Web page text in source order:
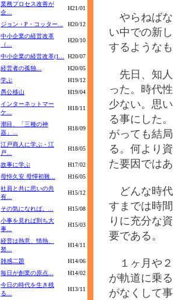
業務プロセス改善が
企...
H21/01
ジョン・P・コッター... H20/12
中小企業の経営改革
（...
H20/10
中小企業の経営改革(1...
H20/07
経営者の孤独...
H20/05
学ぶ
H19/12
愚公移山 H19/04
インターネットマー
ケ...
H18/11
潮目、「三種の神
器」...
H18/09
江戸商人に学ぶ・江
戸...
H18/05
故事に学ぶ
H17/02
母恃久安 母憚初難... H16/05
社員と共に思いの共
有...
H15/12
その気になれば。... H15/08
小事を見れば則ち大
事...
H15/03
経営は熱意、情熱、
努...
H14/11
雑感二題
H14/06
毎日が創業の原点... H14/02
今日の時代を生き残
る...
H13/11
やらねばな
い中での新
するような
先日、知人
った。時代
少ない。思
る事にした
がっても結
る。何より
た要因では
どんな時代
すまでは時
りに充分な
要である。
１ヶ月や２
が軌道に乗
がなくして